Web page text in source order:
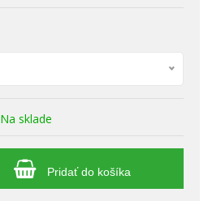
Na sklade
Pridať do košíka